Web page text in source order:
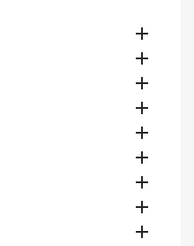








